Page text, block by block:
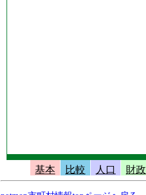
基本 比較 人口 財政